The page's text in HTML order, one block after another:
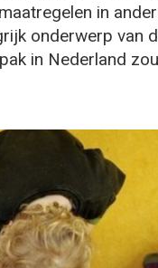
in
onderwerp van
in Nederland